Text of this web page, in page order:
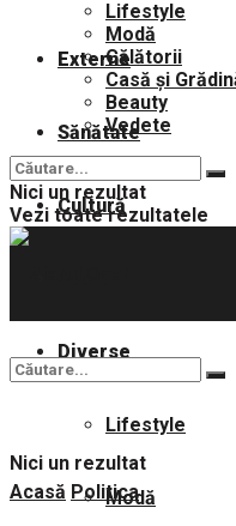
Externe
Sănătate
Cultură
Diverse
Lifestyle
Modă
Lifestyle
Modă
Călătorii
Casă și
Beauty
Vedete
Nici un rezultat
Vezi toate rezultatele
Nici un rezultat
Acasă Politica